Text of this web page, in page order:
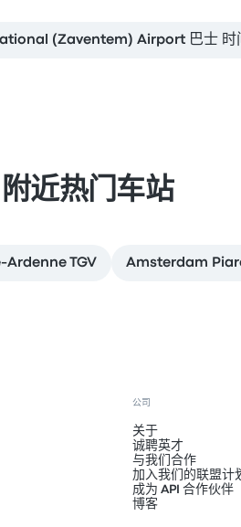
(Zaventem) Airport 巴士 时
附近热门车站
TGV Amsterdam
公司
关于
诚聘英才
与我们合作
加入我们的联盟计
成为 API 合作伙伴
博客